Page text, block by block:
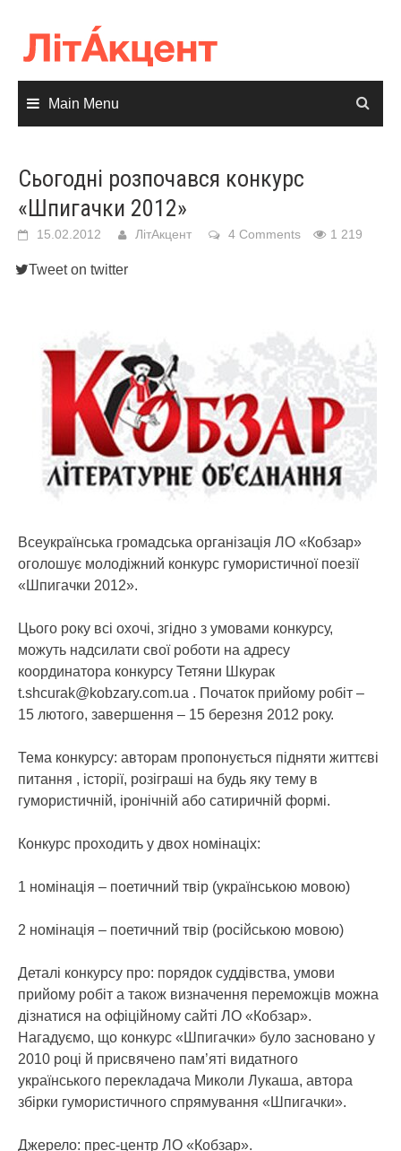
content
Main Menu
Сьогодні розпочався конкурс
«Шпигачки 2012»
15.02.2012 ЛітАкцент 4 Comments 1 219
Tweet on twitter
Всеукраїнська громадська організація ЛО «Кобзар»
оголошує молодіжний конкурс гумористичної поезії
«Шпигачки 2012».
Цього року всі охочі, згідно з умовами конкурсу,
можуть надсилати свої роботи на адресу
координатора конкурсу Тетяни Шкурак
t.shcurak@kobzary.com.ua . Початок прийому робіт –
15 лютого, завершення – 15 березня 2012 року.
Тема конкурсу: авторам пропонується підняти життєві
питання , історії, розіграші на будь яку тему в
гумористичній, іронічній або сатиричній формі.
Конкурс проходить у двох номінаціх:
1 номінація – поетичний твір (українською мовою)
2 номінація – поетичний твір (російською мовою)
Деталі конкурсу про: порядок суддівства, умови
прийому робіт а також визначення переможців можна
дізнатися на офіційному сайті ЛО «Кобзар».
Нагадуємо, що конкурс «Шпигачки» було засновано у
2010 році й присвячено пам’яті видатного
українського перекладача Миколи Лукаша, автора
збірки гумористичного спрямування «Шпигачки».
Джерело: прес-центр ЛО «Кобзар».